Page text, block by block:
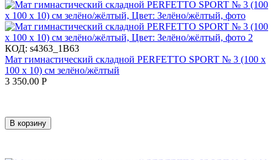
КОД: s4363_1B63
Мат гимнастический складной PERFETTO SPORT № 3 (100 х
100 х 10) см зелёно/жёлтый
3 350.00 Р
В корзину